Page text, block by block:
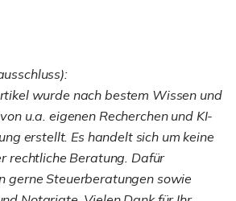
wurde nach bestem Wissen und
u.a. eigenen Recherchen und KI-
erstellt. Es handelt sich um keine
rechtliche Beratung. Dafür
gerne Steuerberatungen sowie